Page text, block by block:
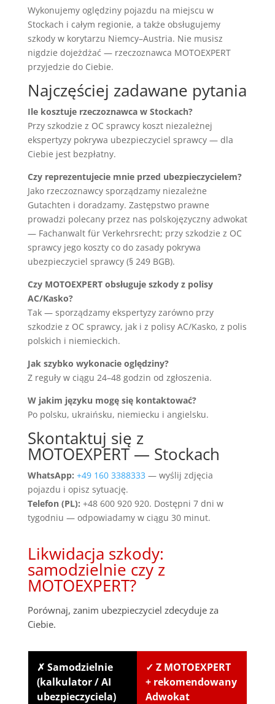
Wykonujemy oględziny pojazdu na miejscu w
Stockach i całym regionie, a także obsługujemy
szkody w korytarzu Niemcy–Austria. Nie musisz
nigdzie dojeżdżać — rzeczoznawca MOTOEXPERT
przyjedzie do Ciebie.
Najczęściej zadawane pytania
Ile kosztuje rzeczoznawca w Stockach?
Przy szkodzie z OC sprawcy koszt niezależnej
ekspertyzy pokrywa ubezpieczyciel sprawcy — dla
Ciebie jest bezpłatny.
Czy reprezentujecie mnie przed ubezpieczycielem?
Jako rzeczoznawcy sporządzamy niezależne
Gutachten i doradzamy. Zastępstwo prawne
prowadzi polecany przez nas polskojęzyczny adwokat
— Fachanwalt für Verkehrsrecht; przy szkodzie z OC
sprawcy jego koszty co do zasady pokrywa
ubezpieczyciel sprawcy (§ 249 BGB).
Czy MOTOEXPERT obsługuje szkody z polisy
AC/Kasko?
Tak — sporządzamy ekspertyzy zarówno przy
szkodzie z OC sprawcy, jak i z polisy AC/Kasko, z polis
polskich i niemieckich.
Jak szybko wykonacie oględziny?
Z reguły w ciągu 24–48 godzin od zgłoszenia.
W jakim języku mogę się kontaktować?
Po polsku, ukraińsku, niemiecku i angielsku.
Skontaktuj się z
MOTOEXPERT — Stockach
WhatsApp: +49 160 3388333 — wyślij zdjęcia
pojazdu i opisz sytuację.
Telefon (PL): +48 600 920 920. Dostępni 7 dni w
tygodniu — odpowiadamy w ciągu 30 minut.
Likwidacja szkody:
samodzielnie czy z
MOTOEXPERT?
Porównaj, zanim ubezpieczyciel zdecyduje za
Ciebie.
✗ Samodzielnie
(kalkulator / AI
ubezpieczyciela)
✓ Z MOTOEXPERT
+ rekomendowany
Adwokat